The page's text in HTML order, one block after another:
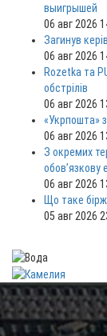
выигрышей
06 авг 2026
Загинув
06 авг 2026
Rozetka та
обстрілів
06 авг 2026
«Укрпошта»
06 авг 2026
З окремих
обов’язкову
06 авг 2026
Що таке
05 авг 2026